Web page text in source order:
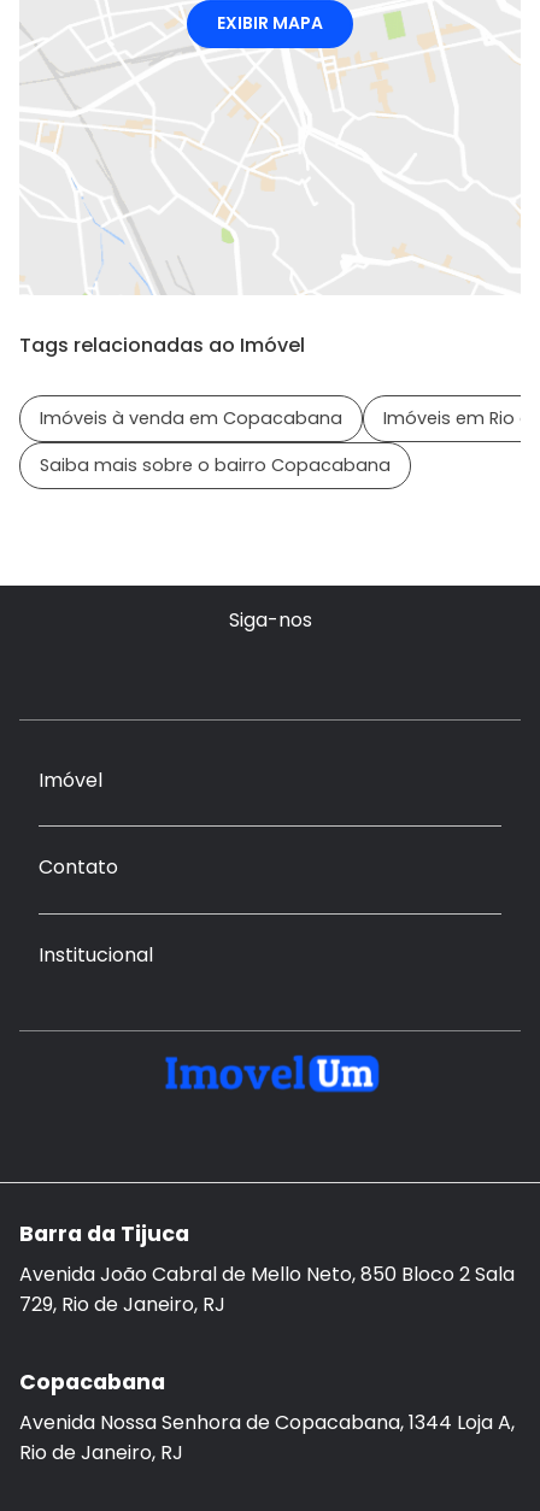
EXIBIR MAPA
Tags relacionadas ao Imóvel
Imóveis à venda em Copacabana
Imóveis em Rio
Saiba mais sobre o bairro Copacabana
Siga-nos
Imóvel
Contato
Institucional
Barra da Tijuca
Avenida João Cabral de Mello Neto, 850 Bloco 2 Sala
729, Rio de Janeiro, RJ
Copacabana
Avenida Nossa Senhora de Copacabana, 1344 Loja A,
Rio de Janeiro, RJ